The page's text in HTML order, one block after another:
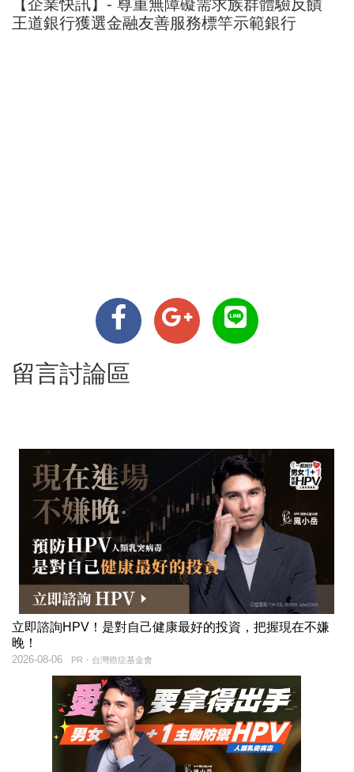
【企業快訊】- 尊重無障礙需求族群體驗反饋
王道銀行獲選金融友善服務標竿示範銀行
留言討論區
立即諮詢HPV！是對自己健康最好的投資，把握現在不嫌
晚！
PR・台灣癌症基金會
2026-08-06